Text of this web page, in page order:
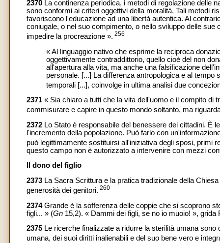
2370 La continenza periodica, i metodi di regolazione delle
sono conformi ai criteri oggettivi della moralità. Tali metodi
favoriscono l'educazione ad una libertà autentica. Al
coniugale, o nel suo compimento, o nello sviluppo delle
impedire la procreazione ». 256
« Al linguaggio nativo che esprime la reciproca
oggettivamente contraddittorio, quello cioè del non
all'apertura alla vita, ma anche una falsificazione
personale. [...] La differenza antropologica e al
temporali [...], coinvolge in ultima analisi due
2371 « Sia chiaro a tutti che la vita dell'uomo e il compito di
commisurare e capire in questo mondo soltanto, ma
2372 Lo Stato è responsabile del benessere dei cittadini. È
l'incremento della popolazione. Può farlo con
può legittimamente sostituirsi all'iniziativa degli sposi, primi
questo campo non è autorizzato a intervenire con mezzi
Il dono del figlio
2373 La Sacra Scrittura e la pratica tradizionale della
generosità dei genitori. 260
2374Grande è la sofferenza delle coppie che si scoprono
figli... » (Gn 15,2). « Dammi dei figli, se no io muoio! »,
2375 Le ricerche finalizzate a ridurre la sterilità umana
umana, dei suoi diritti inalienabili e del suo bene vero e